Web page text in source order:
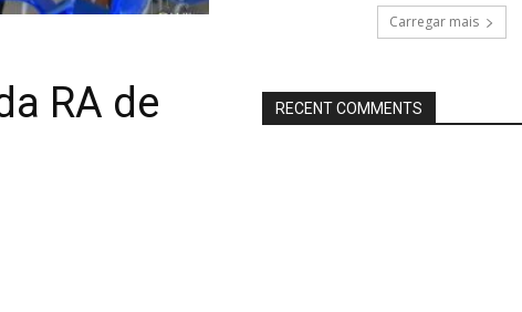
RA de
Carregar mais
RECENT COMMENTS